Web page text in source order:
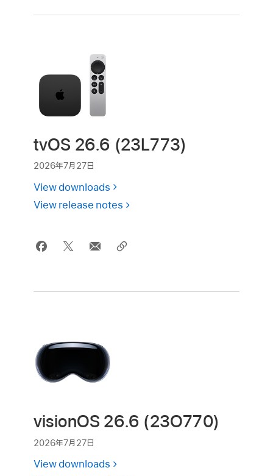
tvOS 26.6 (23L773)
2026年7月27日
View downloads
View release notes
visionOS 26.6 (23O770)
2026年7月27日
View downloads